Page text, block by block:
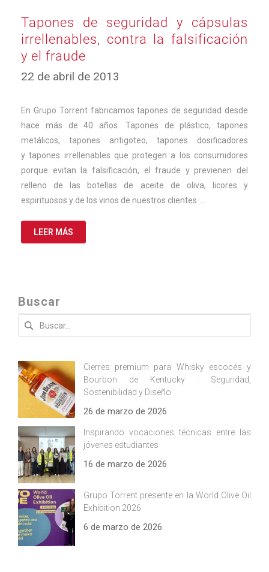
Tapones de seguridad y cápsulas
irrellenables, contra la falsificación
y el fraude
22 de abril de 2013
de
2024
En Grupo Torrent fabricamos tapones de seguridad desde
hace más de 40 años. Tapones de plástico, tapones
metálicos, tapones antigoteo, tapones dosificadores
y tapones irrellenables que protegen a los consumidores
porque evitan la falsificación, el fraude y previenen del
relleno de las botellas de aceite de oliva, licores y
espirituosos y de los vinos de nuestros clientes. …
LEER MÁS
Buscar
Buscar:
Cierres premium para Whisky escocés y
Bourbon de Kentucky : Seguridad,
Sostenibilidad y Diseño
26 de marzo de 2026
Inspirando vocaciones técnicas entre las
jóvenes estudiantes
16 de marzo de 2026
Grupo Torrent presente en la World Olive Oil
Exhibition 2026
6 de marzo de 2026